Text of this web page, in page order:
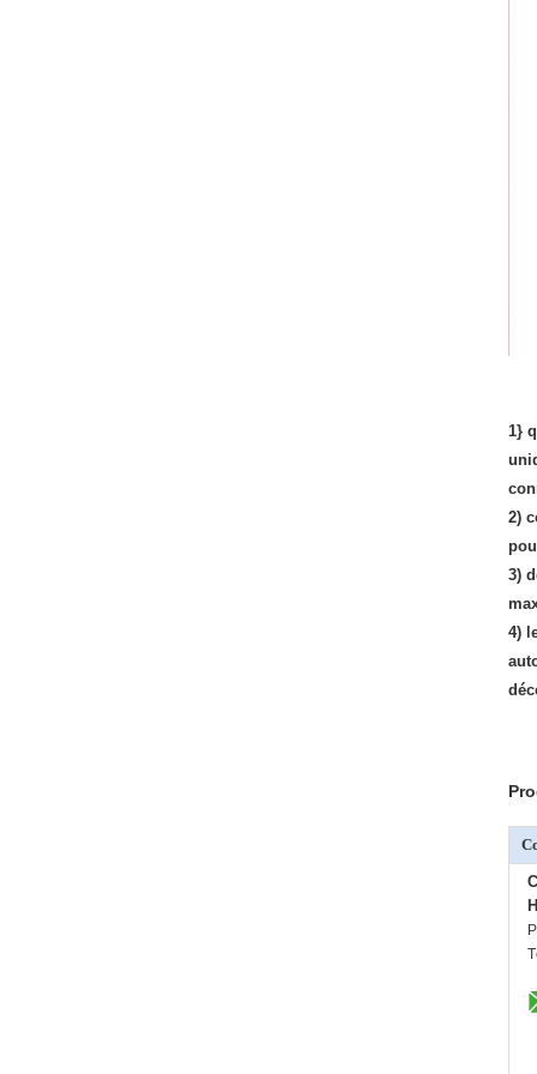
1}
2)
3)
4)